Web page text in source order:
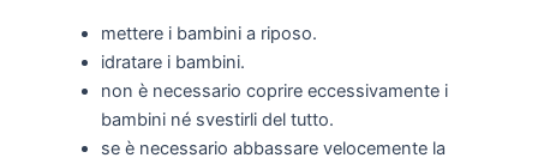
mettere i bambini a riposo.
idratare i bambini.
non è necessario coprire eccessivamente i
bambini né svestirli del tutto.
se è necessario abbassare velocemente la